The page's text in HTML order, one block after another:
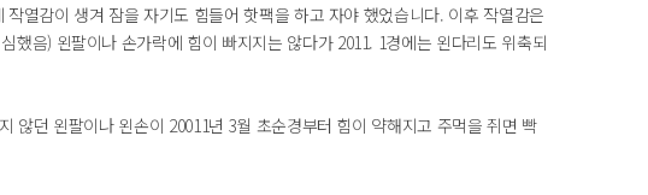
열감이 생겨 잠을 자기도 힘들어 핫팩을 하고 자야 했었습니다. 이후 작열감은
음) 왼팔이나 손가락에 힘이 빠지지는 않다가 2011. 1경에는 왼다리도 위축되
않던 왼팔이나 왼손이 20011년 3월 초순경부터 힘이 약해지고 주먹을 쥐면 빡